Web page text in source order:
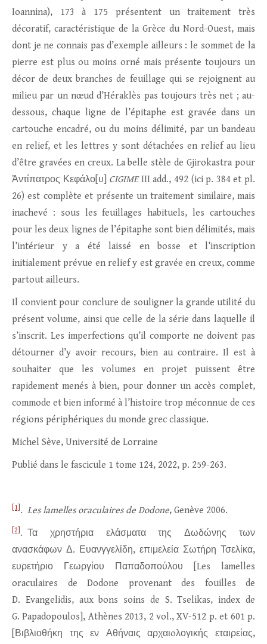
Ioannina), 173 à 175 présentent un traitement très
décoratif, caractéristique de la Grèce du Nord-Ouest, mais
dont je ne connais pas d’exemple ailleurs : le sommet de la
pierre est plus ou moins orné mais présente toujours un
décor de deux branches de feuillage qui se rejoignent au
milieu par un nœud d’Héraklès pas toujours très net ; au-
dessous, chaque ligne de l’épitaphe est gravée dans un
cartouche encadré, ou du moins délimité, par un bandeau
en relief, et les lettres y sont détachées en relief au lieu
d’être gravées en creux. La belle stèle de Gjirokastra pour
Ἀντίπατρος Κεφάλο[υ] CIGIMEIII add., 492 (ici p. 384 et pl.
26) est complète et présente un traitement similaire, mais
inachevé : sous les feuillages habituels, les cartouches
pour les deux lignes de l’épitaphe sont bien délimités, mais
l’intérieur y a été laissé en bosse et l’inscription
initialement prévue en relief y est gravée en creux, comme
partout ailleurs.
Il convient pour conclure de souligner la grande utilité du
présent volume, ainsi que celle de la série dans laquelle il
s’inscrit. Les imperfections qu’il comporte ne doivent pas
détourner d’y avoir recours, bien au contraire. Il est à
souhaiter que les volumes en projet puissent être
rapidement menés à bien, pour donner un accès complet,
commode et bien informé à l’histoire trop méconnue de ces
régions périphériques du monde grec classique.
Michel Sève, Université de Lorraine
Publié dans le fascicule 1 tome 124, 2022, p. 259-263.
[1] . Les lamelles oraculaires de Dodone, Genève 2006.
[2] . Τα χρηστήρια ελάσματα της Δωδώνης των
ανασκάφων Δ. Ευανγγελίδη, επιμελεία Σωτήρη Τσελίκα,
ευρετήριο Γεωργίου Παπαδοπούλου [Les lamelles
oraculaires de Dodone provenant des fouilles de
D. Evangelidis, aux bons soins de S. Tselikas, index de
G. Papadopoulos], Athènes 2013, 2 vol., XV-512 p. et 601 p.
[Βιβλιοθήκη της εν Αθήναις αρχαιoλογικής εταιρείας,